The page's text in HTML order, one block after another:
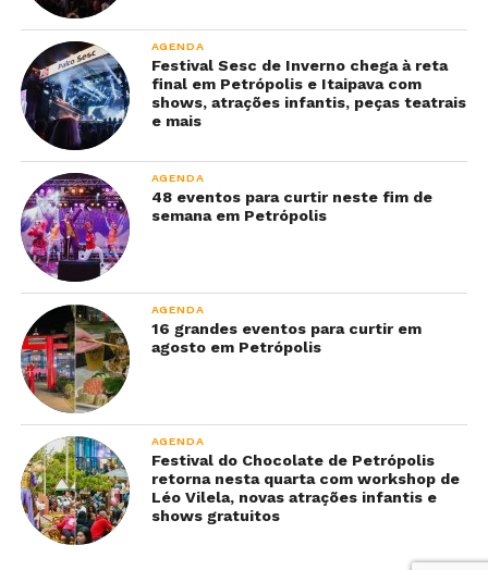
AGENDA
Festival Sesc de Inverno chega à reta
final em Petrópolis e Itaipava com
shows, atrações infantis, peças teatrais
e mais
AGENDA
48 eventos para curtir neste fim de
semana em Petrópolis
AGENDA
16 grandes eventos para curtir em
agosto em Petrópolis
AGENDA
Festival do Chocolate de Petrópolis
retorna nesta quarta com workshop de
Léo Vilela, novas atrações infantis e
shows gratuitos